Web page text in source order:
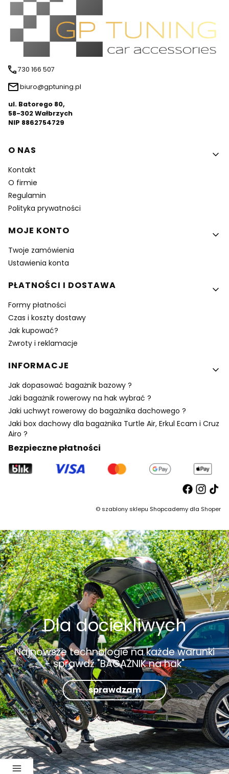
730 166 507
biuro@gptuning.pl
ul. Batorego 80,
58-302 Wałbrzych
NIP 8862754729
Linki w stopce
O NAS
Kontakt
O firmie
Regulamin
Polityka prywatności
MOJE KONTO
Twoje zamówienia
Ustawienia konta
PŁATNOŚCI I DOSTAWA
Formy płatności
Czas i koszty dostawy
Jak kupować?
Zwroty i reklamacje
INFORMACJE
Jak dopasować bagażnik bazowy ?
Jaki bagażnik rowerowy na hak wybrać ?
Jaki uchwyt rowerowy do bagażnika dachowego ?
Jaki box dachowy dla bagażnika Turtle Air, Erkul Ecam i Cruz
Airo ?
Bezpieczne płatności
©szablony sklepu Shopcademy dla Shoper
Dla dociekliwych
Najnowsze technologie na każde warunki
- sprawdź "BAGAŻNIK na hak"
sprawdzam